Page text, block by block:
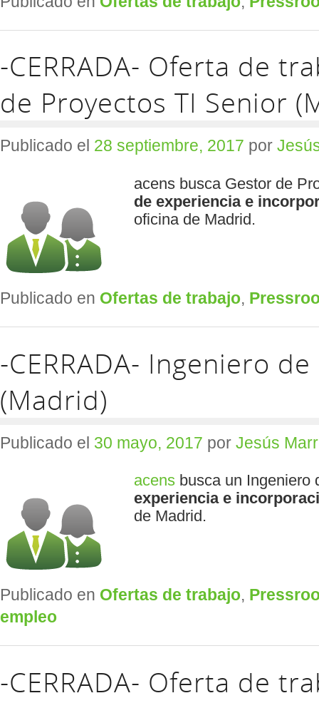
-CERRADA- Oferta de
de Proyectos TI Senior
Publicado el 28 septiembre, 2017 por
acens busca Gestor de
de experiencia e
oficina de Madrid.
Publicado en Ofertas de trabajo,
-CERRADA- Ingeniero
(Madrid)
Publicado el 30 mayo, 2017 por Jesús
acensbusca un Ingeniero
experiencia e
de Madrid.
Publicado en Ofertas de trabajo,
empleo
-CERRADA- Oferta de